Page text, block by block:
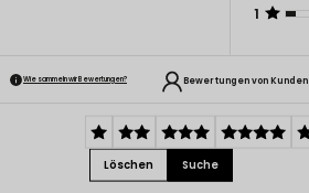
1
Wie sammeln wir Bewertungen? Bewertungen von Kunden
Löschen Suche